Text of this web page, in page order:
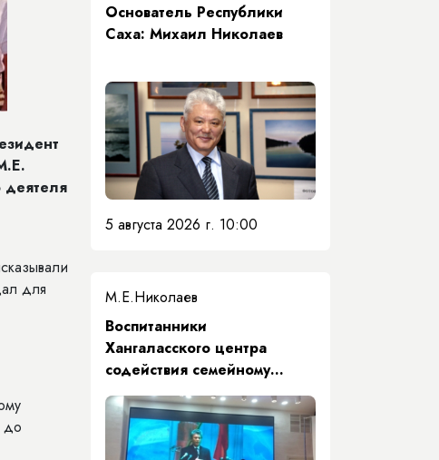
деятеля
для
до
Основатель Республики
Саха: Михаил Николаев
5 августа 2026 г. 10:00
М.Е.Николаев
​Воспитанники
Хангаласского центра
содействия семейному
воспитанию почтили память
Первого Президента Якутии